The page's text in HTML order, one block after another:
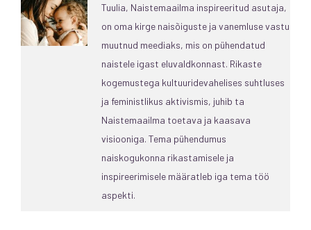
Tuulia, Naistemaailma inspireeritud asutaja,
on oma kirge naisõiguste ja vanemluse vastu
muutnud meediaks, mis on pühendatud
naistele igast eluvaldkonnast. Rikaste
kogemustega kultuuridevahelises suhtluses
ja feministlikus aktivismis, juhib ta
Naistemaailma toetava ja kaasava
visiooniga. Tema pühendumus
naiskogukonna rikastamisele ja
inspireerimisele määratleb iga tema töö
aspekti.